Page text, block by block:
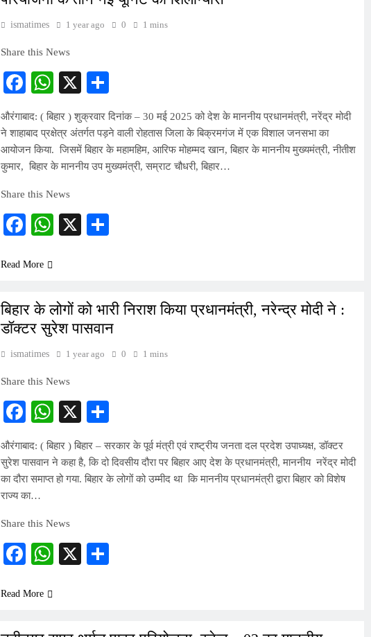
ismatimes 1 year ago 0 1 mins
Share this News
Facebook
WhatsApp
X
औरंगाबाद: ( बिहार ) शुक्रवार दिनांक – 30 मई 2025 को देश के माननीय प्रधानमंत्री, नरेंद्र मोदी
ने शाहाबाद प्रक्षेत्र अंतर्गत पड़ने वाली रोहतास जिला के बिक्रमगंज में एक विशाल जनसभा का
आयोजन किया. जिसमें बिहार के महामहिम, आरिफ मोहम्मद खान, बिहार के माननीय मुख्यमंत्री, नीतीश
कुमार, बिहार के माननीय उप मुख्यमंत्री, सम्राट चौधरी, बिहार…
Share this News
Facebook
WhatsApp
X
Read More
बिहार के लोगों को भारी निराश किया प्रधानमंत्री, नरेन्द्र मोदी ने :
डॉक्टर सुरेश पासवान
ismatimes 1 year ago 0 1 mins
Share this News
Facebook
WhatsApp
X
औरंगाबाद: ( बिहार ) बिहार – सरकार के पूर्व मंत्री एवं राष्ट्रीय जनता दल प्रदेश उपाध्यक्ष, डॉक्टर
सुरेश पासवान ने कहा है, कि दो दिवसीय दौरा पर बिहार आए देश के प्रधानमंत्री, माननीय नरेंद्र मोदी
का दौरा समाप्त हो गया. बिहार के लोगों को उम्मीद था कि माननीय प्रधानमंत्री द्वारा बिहार को विशेष
राज्य का…
Share this News
Facebook
WhatsApp
X
Read More